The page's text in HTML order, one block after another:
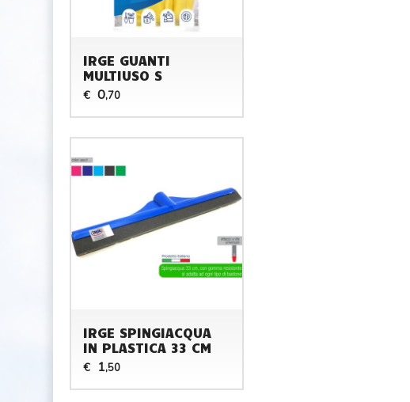
IRGE GUANTI
MULTIUSO S
€ 0,70
IRGE SPINGIACQUA
IN PLASTICA 33 CM
€ 1,50